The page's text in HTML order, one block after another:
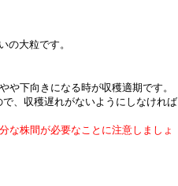
大粒です。
下向きになる時が収穫適期です。
、収穫遅れがないようにしなければ
な株間が必要なことに注意しましょ